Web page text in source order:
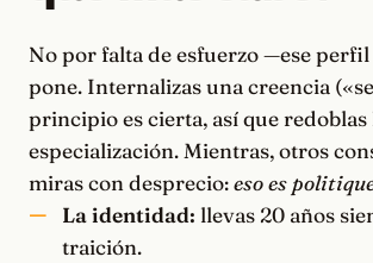
No por falta de esfuerzo —ese
pone. Internalizas una creencia
principio es cierta, así que
especialización. Mientras, otros
miras con desprecio:eso es
La identidad: llevas 20 años
traición.